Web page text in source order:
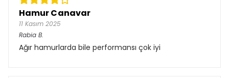
Hamur Canavar
11 Kasım 2025
Rabia B.
Ağır hamurlarda bile performansı çok iyi